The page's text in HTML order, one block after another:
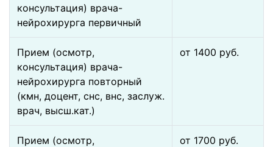
консультация) врача-
нейрохирурга первичный
Прием (осмотр,
консультация) врача-
нейрохирурга повторный
(кмн, доцент, снс, внс, заслуж.
врач, высш.кат.)
от 1400 pуб.
Прием (осмотр,
от 1700 pуб.